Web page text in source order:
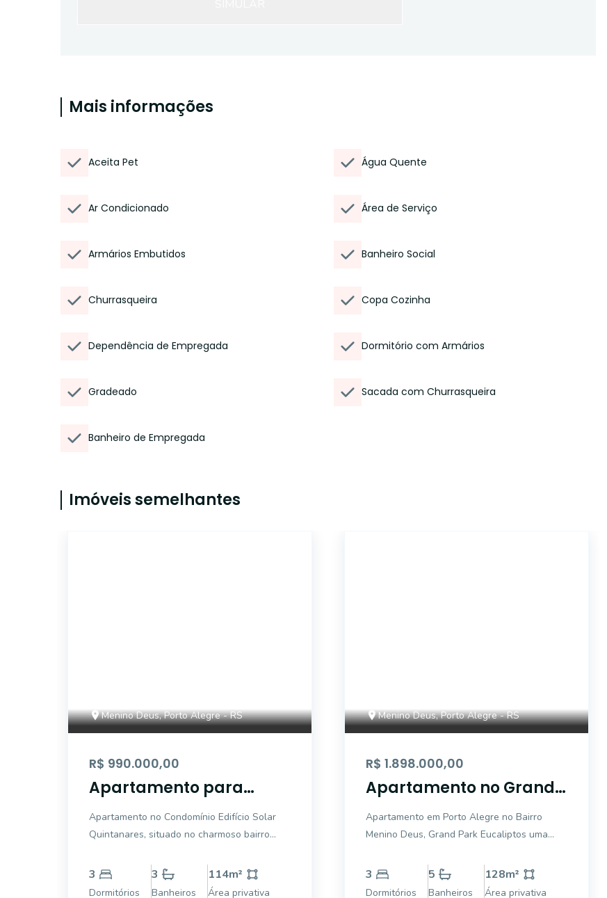
Mais informações
Aceita Pet Água Quente
Ar Condicionado Área de Serviço
Armários Embutidos Banheiro Social
Churrasqueira Copa Cozinha
Dependência de Empregada Dormitório com Armários
Gradeado Sacada com Churrasqueira
Banheiro de Empregada
Imóveis semelhantes
Menino Deus, Porto Alegre - RS
R$ 990.000,00
Apartamento para
Venda- 3 quartos sendo
1 suíte, 115m2, 2 vagas,
churrasqueira e lareira -
Menino Deus
Apartamento no Condomínio Edifício Solar
Quintanares, situado no charmoso bairro
m² de área privativa e 175,17 m² de área
total, o imóvel conta com 3 dormitórios,
3
Dormitórios
3
Banheiros
114m²
Área privativa
Menino Deus, Porto Alegre - RS
R$ 1.898.000,00
Apartamento no Grand
Park Eucaliptos 3 suítes,
andar alto com sol da
separadas
Apartamento em Porto Alegre no Bairro
Menino Deus, Grand Park Eucaliptos uma
living amplo com lareira e churrasqueira,
cozinha, área de serviço e dependência com
3
Dormitórios
5
Banheiros
128m²
Área privativa